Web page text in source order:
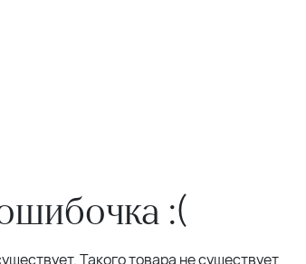
:(
Такого товара не существует